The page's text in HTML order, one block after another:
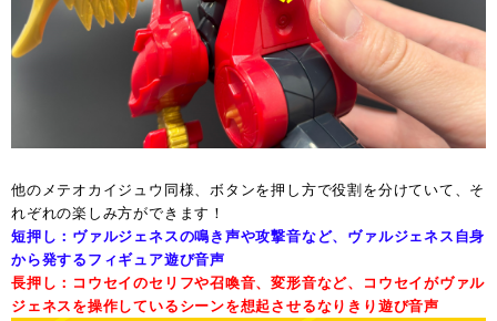
他のメテオカイジュウ同様、ボタンを押し方で役割を分けていて、そ
れぞれの楽しみ方ができます！
短押し：ヴァルジェネスの鳴き声や攻撃音など、ヴァルジェネス自身
から発するフィギュア遊び音声
長押し：コウセイのセリフや召喚音、変形音など、コウセイがヴァル
ジェネスを操作しているシーンを想起させるなりきり遊び音声